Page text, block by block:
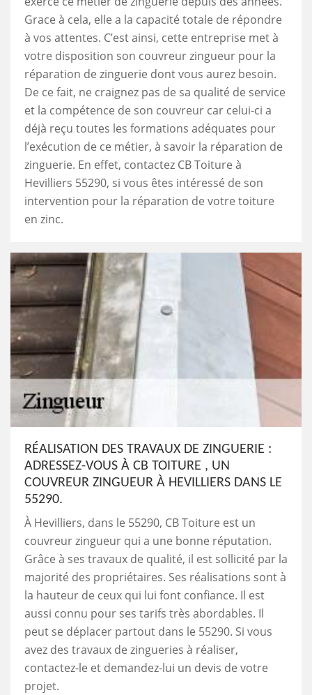
Grace à cela, elle a la capacité totale de répondre
à vos attentes. C’est ainsi, cette entreprise met à
votre disposition son couvreur zingueur pour la
réparation de zinguerie dont vous aurez besoin.
De ce fait, ne craignez pas de sa qualité de service
et la compétence de son couvreur car celui-ci a
déjà reçu toutes les formations adéquates pour
l’exécution de ce métier, à savoir la réparation de
zinguerie. En effet, contactez CB Toiture à
Hevilliers 55290, si vous êtes intéressé de son
intervention pour la réparation de votre toiture
en zinc.
RÉALISATION DES TRAVAUX DE ZINGUERIE :
ADRESSEZ-VOUS À CB TOITURE , UN
COUVREUR ZINGUEUR À HEVILLIERS DANS LE
55290.
À Hevilliers, dans le 55290, CB Toiture est un
couvreur zingueur qui a une bonne réputation.
Grâce à ses travaux de qualité, il est sollicité par la
majorité des propriétaires. Ses réalisations sont à
la hauteur de ceux qui lui font confiance. Il est
aussi connu pour ses tarifs très abordables. Il
peut se déplacer partout dans le 55290. Si vous
avez des travaux de zingueries à réaliser,
contactez-le et demandez-lui un devis de votre
projet.